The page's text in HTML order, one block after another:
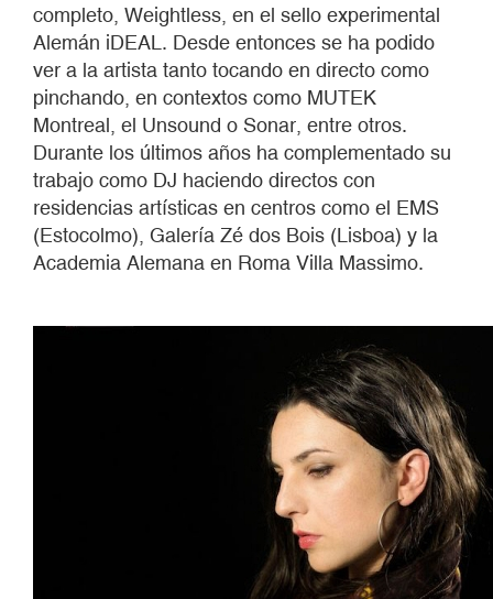
completo, Weightless, en el sello experimental
Alemán iDEAL. Desde entonces se ha podido
ver a la artista tanto tocando en directo como
pinchando, en contextos como MUTEK
Montreal, el Unsound o Sonar, entre otros.
Durante los últimos años ha complementado su
trabajo como DJ haciendo directos con
residencias artísticas en centros como el EMS
(Estocolmo), Galería Zé dos Bois (Lisboa) y la
Academia Alemana en Roma Villa Massimo.